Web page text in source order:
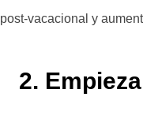
post-vacacional y